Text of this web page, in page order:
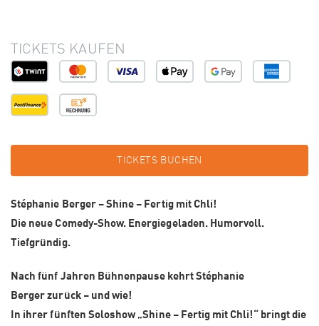
TICKETS KAUFEN
TICKETS BUCHEN
Stéphanie Berger – Shine – Fertig mit Chli!
Die neue Comedy-Show. Energiegeladen. Humorvoll.
Tiefgründig.
Nach fünf Jahren Bühnenpause kehrt Stéphanie
Berger zurück – und wie!
In ihrer fünften Soloshow „Shine – Fertig mit Chli!“ bringt die